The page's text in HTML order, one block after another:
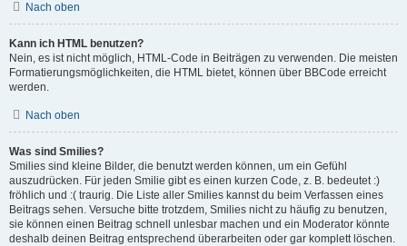
Nach oben
Kann ich HTML benutzen?
Nein, es ist nicht möglich, HTML-Code in Beiträgen zu verwenden. Die meisten
Formatierungsmöglichkeiten, die HTML bietet, können über BBCode erreicht
werden.
Nach oben
Was sind Smilies?
Smilies sind kleine Bilder, die benutzt werden können, um ein Gefühl
auszudrücken. Für jeden Smilie gibt es einen kurzen Code, z. B. bedeutet :)
fröhlich und :( traurig. Die Liste aller Smilies kannst du beim Verfassen eines
Beitrags sehen. Versuche bitte trotzdem, Smilies nicht zu häufig zu benutzen,
sie können einen Beitrag schnell unlesbar machen und ein Moderator könnte
deshalb deinen Beitrag entsprechend überarbeiten oder gar komplett löschen.